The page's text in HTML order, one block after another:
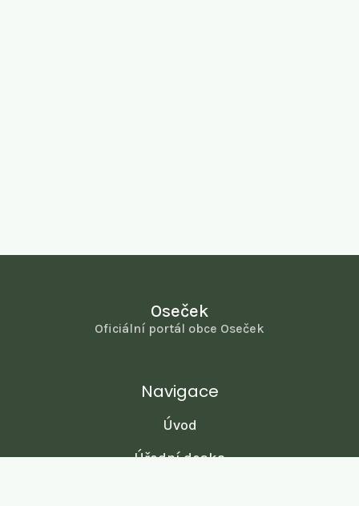
Oseček
Oficiální portál obce Oseček
Navigace
Úvod
Úřední deska